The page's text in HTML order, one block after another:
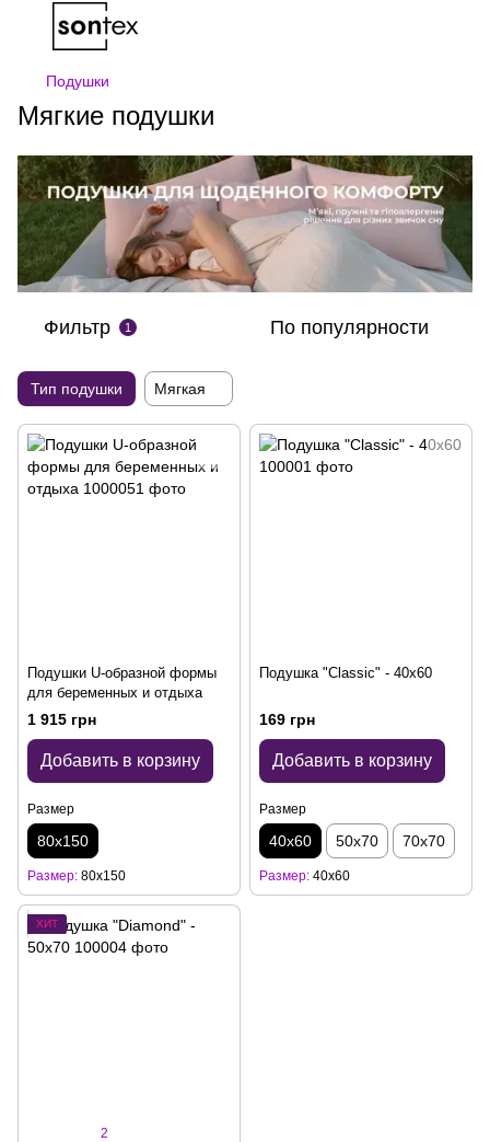
Подушки
Мягкие подушки
Фильтр 1 По популярности
Тип подушки Мягкая
Подушки U-образной формы
для беременных и отдыха
1 915 грн
Добавить в корзину
Размер
80х150
Размер 80х150
Подушка "Сlassic" - 40x60
169 грн
Добавить в корзину
Размер
40х60 50х70 70х70
Размер 40х60
ХИТ
2